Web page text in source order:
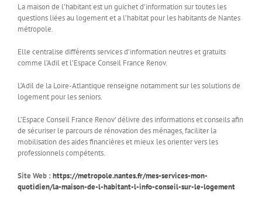
La maison de l’habitant est un guichet d’information sur toutes les
questions liées au logement et a l’habitat pour les habitants de Nantes
métropole.
Elle centralise différents services d’information neutres et gratuits
comme l’Adil et l’Espace Conseil France Renov.
L’Adil de la Loire-Atlantique renseigne notamment sur les solutions de
logement pour les seniors.
L’Espace Conseil France Renov’ délivre des informations et conseils afin
de sécuriser le parcours de rénovation des ménages, faciliter la
mobilisation des aides financières et mieux les orienter vers les
professionnels compétents.
Site Web : https://metropole.nantes.fr/mes-services-mon-
quotidien/la-maison-de-l-habitant-l-info-conseil-sur-le-logement